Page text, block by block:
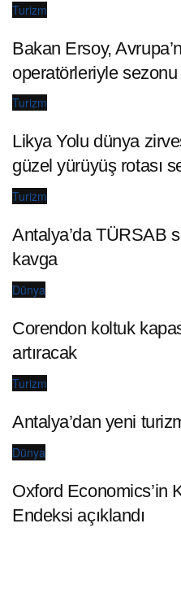
Turizm
Bakan Ersoy,
operatörleriyle sezonu
Turizm
Likya Yolu dünya
güzel yürüyüş rotası
Turizm
Antalya’da TÜRSAB
kavga
Dünya
Corendon koltuk
artıracak
Turizm
Antalya’dan yeni
Dünya
Oxford Economics’in
Endeksi açıklandı